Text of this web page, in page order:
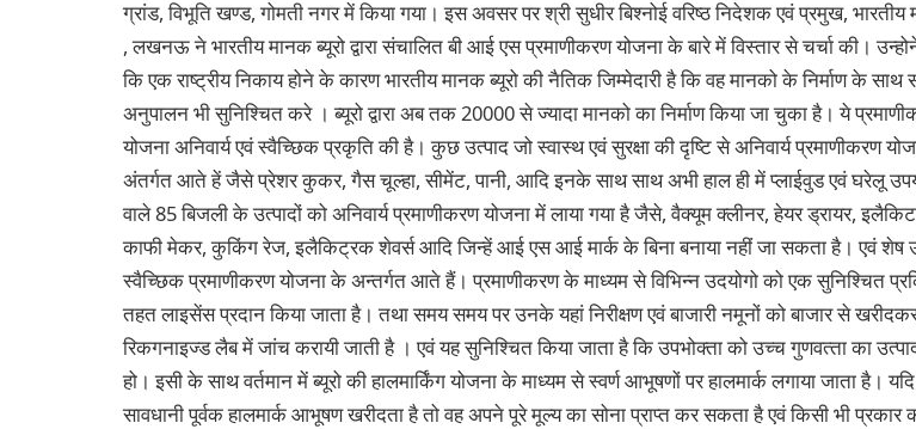
ग्रांड, विभूति खण्‍ड, गोमती नगर में किया गया। इस अवसर पर श्री सुधीर बिश्‍नोई वरिष्‍ठ निदेशक एवं प्रमुख, भारतीय
, लखनऊ ने भारतीय मानक ब्‍यूरो द्वारा संचालित बी आई एस प्रमाणीकरण योजना के बारे में विस्‍तार से चर्चा की।
कि एक राष्‍ट्रीय निकाय होने के कारण भारतीय मानक ब्‍यूरो की नैतिक जिम्‍मेदारी है कि वह मानको के निर्माण के
अनुपालन भी सुनिश्चित करे । ब्‍यूरो द्वारा अब तक 20000 से ज्‍यादा मानको का निर्माण किया जा चुका है। ये
योजना अनिवार्य एवं स्‍वैच्छिक प्रकृति की है। कुछ उत्‍पाद जो स्‍वास्‍थ एवं सुरक्षा की दृष्टि से अनिवार्य प्रमाणीकरण
अंतर्गत आते हें जैसे प्रेशर कुकर, गैस चूल्‍हा, सीमेंट, पानी, आदि इनके साथ साथ अभी हाल ही में प्‍लाईवुड एवं घरेलू
वाले 85 बिजली के उत्‍पादों को अनिवार्य प्रमाणीकरण योजना में लाया गया है जैसे, वैक्‍यूम क्‍लीनर, हेयर ड्रायर,
काफी मेकर, कुकिंग रेज, इलैकिट्रक शेवर्स आदि जिन्‍हें आई एस आई मार्क के बिना बनाया नहीं जा सकता है। एवं शेष
स्‍वैच्छिक प्रमाणीकरण योजना के अन्‍तर्गत आते हैं। प्रमाणीकरण के माध्‍यम से विभिन्‍न उदयोगो को एक सुनिश्चित
तहत लाइसेंस प्रदान किया जाता है। तथा समय समय पर उनके यहां निरीक्षण एवं बाजारी नमूनों को बाजार से
रिकगनाइज्‍ड लैब में जांच करायी जाती है । एवं यह सुनिश्चित किया जाता है कि उपभोक्‍ता को उच्‍च गुणवत्‍ता का
हो। इसी के साथ वर्तमान में ब्‍यूरो की हालमार्किंग योजना के माध्‍यम से स्‍वर्ण आभूषणों पर हालमार्क लगाया जाता है।
सावधानी पूर्वक हालमार्क आभूषण खरीदता है तो वह अपने पूरे मूल्‍य का सोना प्राप्‍त कर सकता है एवं किसी भी प्रकार